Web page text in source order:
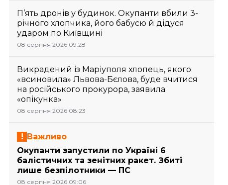
П’ять дронів у будинок. Окупанти вбили 3-
річного хлопчика, його бабусю й дідуся
ударом по Київщині
08 серпня 2026 09:28
Викрадений із Маріуполя хлопець, якого
«всиновила» Львова-Бєлова, буде вчитися
на російського прокурора, заявила
«опікунка»
08 серпня 2026 08:23
Важливо
Окупанти запустили по Україні 6
балістичних та зенітних ракет. Збиті
лише безпілотники — ПС
08 серпня 2026 09:06